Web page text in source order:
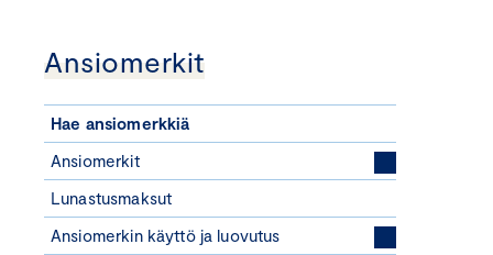
Ansiomerkit
Hae ansiomerkkiä
Ansiomerkit
Lunastusmaksut
Ansiomerkin käyttö ja luovutus